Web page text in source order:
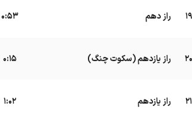
19 راز دهم 0:53
20 راز یازدهم (سکوت چنگ) 0:15
21 راز یازدهم 1:02